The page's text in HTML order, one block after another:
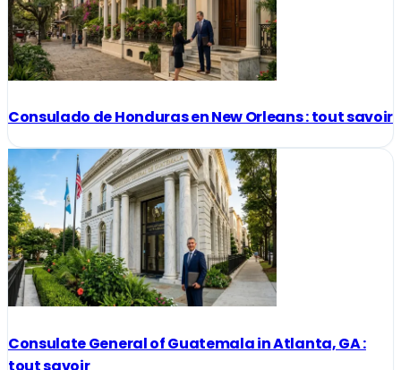
Consulado de Honduras en New Orleans : tout savoir
Consulate General of Guatemala in Atlanta, GA :
tout savoir